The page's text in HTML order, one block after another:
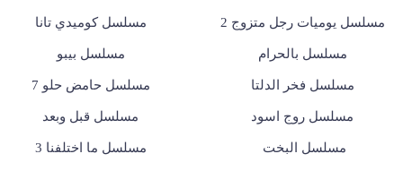
مسلسل يوميات رجل متزوج 2 مسلسل كوميدي تانا
مسلسل بالحرام مسلسل بيبو
مسلسل فخر الدلتا مسلسل حامض حلو 7
مسلسل روج اسود مسلسل قبل وبعد
مسلسل البخت مسلسل ما اختلفنا 3